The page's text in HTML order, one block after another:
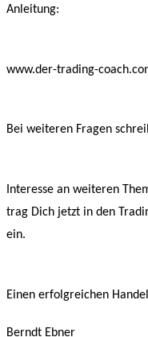
Anleitung:
www.der-trading-
Bei weiteren Fragen
Interesse an weiteren
trag Dich jetzt in den
ein.
Einen erfolgreichen
Berndt Ebner